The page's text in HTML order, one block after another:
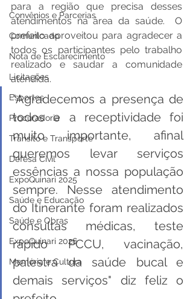
Convênios e Parcerias
Comunicado
Nota de Esclarecimento
Licitações
Esportes
Procuradoria
Trânsito e Transporte
Defesa Civil
ExpoQuinari 2025
Saúde e Educação
Saúde e Obras
ExpoQuinari 2026
Memória e Cultura
para a região que precisa desses
atendimentos na área da saúde.  O
prefeito aproveitou para agradecer a
todos os participantes pelo trabalho
realizado e saudar a comunidade
atendida.
"Agradecemos a presença de
todos e a receptividade foi
muito importante, afinal
queremos levar serviços
essências a nossa população
sempre. Nesse atendimento
do Itinerante foram realizados
consultas médicas, teste
rápido PCCU, vacinação,
palestra da saúde bucal e
demais serviços" diz feliz o